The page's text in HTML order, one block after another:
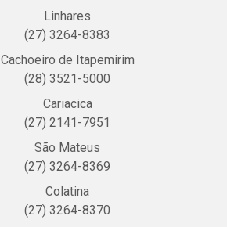
Linhares
(27) 3264-8383
Cachoeiro de Itapemirim
(28) 3521-5000
Cariacica
(27) 2141-7951
São Mateus
(27) 3264-8369
Colatina
(27) 3264-8370